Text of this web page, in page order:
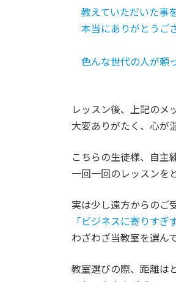
教えていただいた事
本当にありがとうご
色んな世代の人が頼
レッスン後、上記のメ
大変ありがたく、心が
こちらの生徒様、自主
一回一回のレッスンを
実は少し遠方からのご
「ビジネスに寄りすぎ
わざわざ当教室を選ん
教室選びの際、距離は